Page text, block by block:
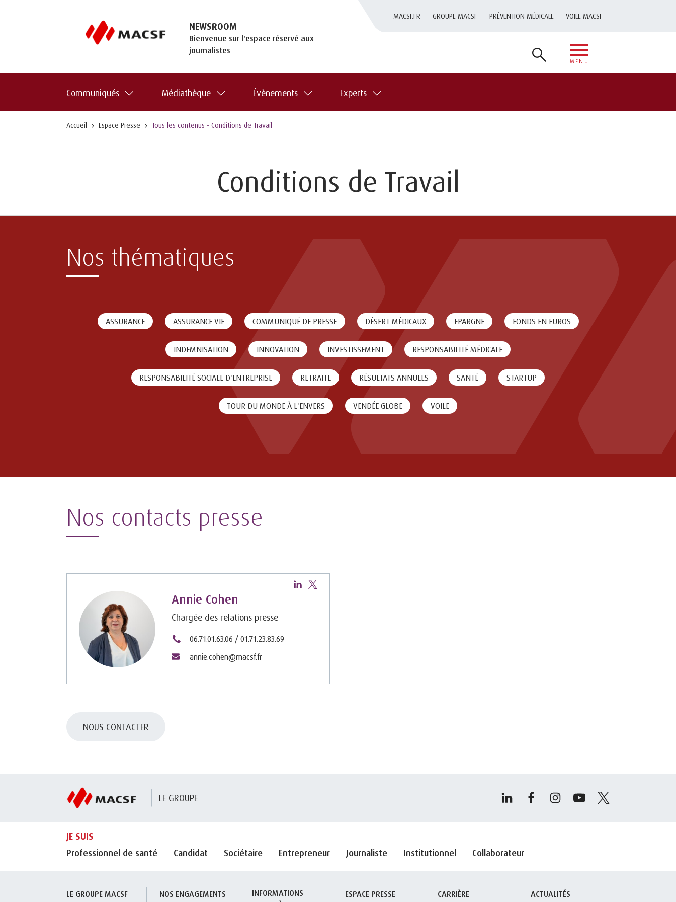
NEWSROOM
Bienvenue sur l'espace réservé aux
journalistes
MACSF.FR GROUPE MACSF PRÉVENTION MÉDICALE VOILE MACSF
MENU
Communiqués Médiathèque Évènements Experts
Accueil Espace Presse Tous les contenus - Conditions de Travail
Conditions de Travail
Nos thématiques
ASSURANCE ASSURANCE VIE COMMUNIQUÉ DE PRESSE DÉSERT MÉDICAUX EPARGNE FONDS EN EUROS
INDEMNISATION INNOVATION INVESTISSEMENT RESPONSABILITÉ MÉDICALE
RESPONSABILITÉ SOCIALE D'ENTREPRISE RETRAITE RÉSULTATS ANNUELS SANTÉ STARTUP
TOUR DU MONDE À L'ENVERS VENDÉE GLOBE VOILE
Nos contacts presse
Annie Cohen
Chargée des relations presse
06.71.01.63.06 / 01.71.23.83.69
annie.cohen@macsf.fr
NOUS CONTACTER
LE GROUPE
JE SUIS
Professionnel de santé
Candidat Sociétaire Entrepreneur Journaliste Institutionnel Collaborateur
LE GROUPE MACSF NOS ENGAGEMENTS
INFORMATIONS
ESPACE PRESSE CARRIÈRE ACTUALITÉS